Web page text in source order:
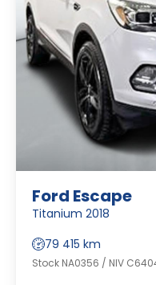
Ford Escape
Titanium 2018
79 415 km
Stock NA0356 / NIV